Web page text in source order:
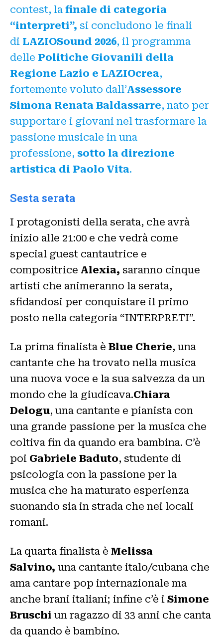
contest, la finale di categoria
“interpreti”, si concludono le finali
di LAZIOSound 2026, il programma
delle Politiche Giovanili della
Regione Lazio e LAZIOcrea,
fortemente voluto dall’Assessore
Simona Renata Baldassarre, nato per
supportare i giovani nel trasformare la
passione musicale in una
professione, sotto la direzione
artistica di Paolo Vita.
Sesta serata
I protagonisti della serata, che avrà
inizio alle 21:00 e che vedrà come
special guest cantautrice e
compositrice Alexia, saranno cinque
artisti che animeranno la serata,
sfidandosi per conquistare il primo
posto nella categoria “INTERPRETI”.
La prima finalista è Blue Cherie, una
cantante che ha trovato nella musica
una nuova voce e la sua salvezza da un
mondo che la giudicava.Chiara
Delogu, una cantante e pianista con
una grande passione per la musica che
coltiva fin da quando era bambina. C’è
poi Gabriele Baduto, studente di
psicologia con la passione per la
musica che ha maturato esperienza
suonando sia in strada che nei locali
romani.
La quarta finalista è Melissa
Salvino, una cantante italo/cubana che
ama cantare pop internazionale ma
anche brani italiani; infine c’è i Simone
Bruschi un ragazzo di 33 anni che canta
da quando è bambino.